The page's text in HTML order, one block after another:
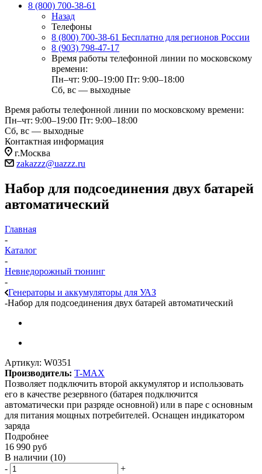
8 (800) 700-38-61
Назад
Телефоны
8 (800) 700-38-61 Бесплатно для регионов России
8 (903) 798-47-17
Время работы телефонной линии по московскому
времени:
Пн–чт: 9:00–19:00 Пт: 9:00–18:00
Сб, вс — выходные
Время работы телефонной линии по московскому времени:
Пн–чт: 9:00–19:00 Пт: 9:00–18:00
Сб, вс — выходные
Контактная информация
г.Москва
zakazzz@uazzz.ru
Набор для подсоединения двух батарей
автоматический
Главная
-
Каталог
-
Невнедорожный тюнинг
-
Генераторы и аккумуляторы для УАЗ
-Набор для подсоединения двух батарей автоматический
Артикул: W0351
Производитель: T-MAX
Позволяет подключить второй аккумулятор и использовать
его в качестве резервного (батарея подключится
автоматически при разряде основной) или в паре с основным
для питания мощных потребителей. Оснащен индикатором
заряда
Подробнее
16 990 руб
В наличии (10)
-
+